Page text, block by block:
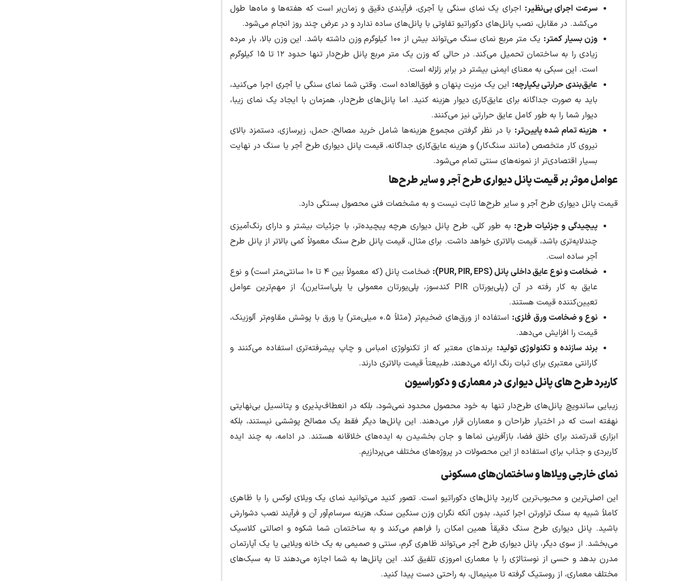
سرعت اجرای بی‌نظیر: اجرای یک نمای سنگی یا آجری، فرآیندی دقیق و زمان‌بر است که هفته‌ها و ماه‌ها طول
می‌کشد. در مقابل، نصب پانل‌های دکوراتیو تفاوتی با پانل‌های ساده ندارد و در عرض چند روز انجام می‌شود.
وزن بسیار کمتر:
یک متر مربع نمای سنگ می‌تواند بیش از ۱۰۰ کیلوگرم وزن داشته باشد. این وزن بالا، بار مرده
زیادی را به ساختمان تحمیل می‌کند. در حالی که وزن یک متر مربع پانل طرح‌دار تنها حدود ۱۲ تا ۱۵ کیلوگرم
است. این سبکی به معنای ایمنی بیشتر در برابر زلزله است.
عایق‌بندی حرارتی یکپارچه: این یک مزیت پنهان و فوق‌العاده است. وقتی شما نمای سنگی یا آجری اجرا می‌کنید،
باید به صورت جداگانه برای عایق‌کاری دیوار هزینه کنید. اما پانل‌های طرح‌دار، همزمان با ایجاد یک نمای زیبا،
دیوار شما را به طور کامل عایق حرارتی نیز می‌کنند.
هزینه تمام شده پایین‌تر: با در نظر گرفتن مجموع هزینه‌ها شامل خرید مصالح، حمل، زیرسازی، دستمزد بالای
نیروی کار متخصص (مانند سنگ‌کار) و هزینه عایق‌کاری جداگانه، قیمت پانل دیواری طرح آجر یا سنگ در نهایت
بسیار اقتصادی‌تر از نمونه‌های سنتی تمام می‌شود.
عوامل موثر بر قیمت پانل دیواری طرح آجر و سایر طرح‌ها
قیمت پانل دیواری طرح آجر و سایر طرح‌ها ثابت نیست و به مشخصات فنی محصول بستگی دارد.
پیچیدگی و جزئیات طرح: به طور کلی، طرح پانل دیواری هرچه پیچیده‌تر، با جزئیات بیشتر و دارای رنگ‌آمیزی
چندلایه‌تری باشد، قیمت بالاتری خواهد داشت. برای مثال، قیمت پانل طرح سنگ معمولاً کمی بالاتر از پانل طرح
آجر ساده است.
ضخامت و نوع عایق داخلی پانل(PUR, PIR, EPS):
ضخامت پانل (که معمولاً بین ۴ تا ۱۰ سانتی‌متر است) و نوع
عایق به کار رفته در آن (پلی‌یورتان PIR کندسوز، پلی‌یورتان معمولی یا پلی‌استایرن)، از مهم‌ترین عوامل
تعیین‌کننده قیمت هستند.
نوع و ضخامت ورق فلزی:
استفاده از ورق‌های ضخیم‌تر (مثلاً ۰.۵ میلی‌متر) یا ورق با پوشش مقاوم‌تر آلوزینک،
قیمت را افزایش می‌دهد.
برند سازنده و تکنولوژی تولید: برندهای معتبر که از تکنولوژی امباس و چاپ پیشرفته‌تری استفاده می‌کنند و
گارانتی معتبری برای ثبات رنگ ارائه می‌دهند، طبیعتاً قیمت بالاتری دارند.
کاربرد طرح های پانل دیواری در معماری و دکوراسیون
زیبایی ساندویچ پانل‌های طرح‌دار تنها به خود محصول محدود نمی‌شود، بلکه در انعطاف‌پذیری و پتانسیل بی‌نهایتی
نهفته است که در اختیار طراحان و معماران قرار می‌دهند. این پانل‌ها دیگر فقط یک مصالح پوششی نیستند، بلکه
ابزاری قدرتمند برای خلق فضا، بازآفرینی نماها و جان بخشیدن به ایده‌های خلاقانه هستند. در ادامه، به چند ایده
کاربردی و جذاب برای استفاده از این محصولات در پروژه‌های مختلف می‌پردازیم.
نمای خارجی ویلاها و ساختمان‌های مسکونی
این اصلی‌ترین و محبوب‌ترین کاربرد پانل‌های دکوراتیو است. تصور کنید می‌توانید نمای یک ویلای لوکس را با ظاهری
کاملاً شبیه به سنگ تراورتن اجرا کنید، بدون آنکه نگران وزن سنگین سنگ، هزینه سرسام‌آور آن و فرآیند نصب دشوارش
باشید. پانل دیواری طرح سنگ دقیقاً همین امکان را فراهم می‌کند و به ساختمان شما شکوه و اصالتی کلاسیک
می‌بخشد. از سوی دیگر، پانل دیواری طرح آجر می‌تواند ظاهری گرم، سنتی و صمیمی به یک خانه ویلایی یا یک آپارتمان
مدرن بدهد و حسی از نوستالژی را با معماری امروزی تلفیق کند. این پانل‌ها به شما اجازه می‌دهند تا به سبک‌های
مختلف معماری، از روستیک گرفته تا مینیمال، به راحتی دست پیدا کنید.